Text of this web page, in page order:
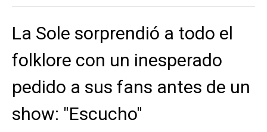
La Sole sorprendió a todo el
folklore con un inesperado
pedido a sus fans antes de un
show: "Escucho"